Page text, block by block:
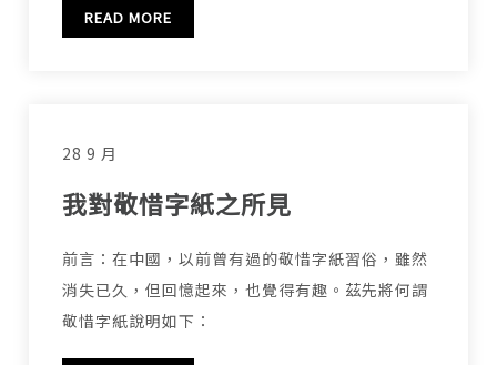
READ MORE
28 9 月
我對敬惜字紙之所見
前言：在中國，以前曾有過的敬惜字紙習俗，雖然
消失已久，但回憶起來，也覺得有趣。茲先將何謂
敬惜字紙說明如下：